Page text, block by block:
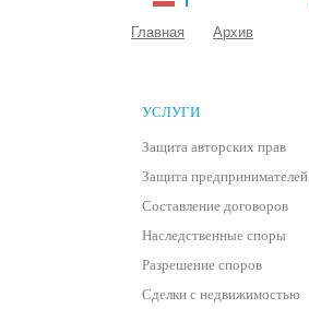
Главная Архив
УСЛУГИ
Защита авторских прав
Защита предпринимателей
Составление договоров
Наследственные споры
Разрешение споров
Сделки с недвижимостью